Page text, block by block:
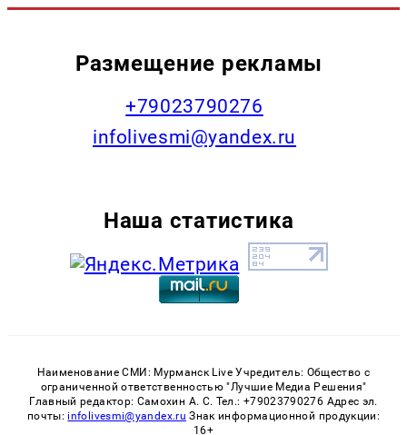
Размещение рекламы
+79023790276
infolivesmi@yandex.ru
Наша статистика
Наименование СМИ: Мурманск Live Учредитель: Общество с
ограниченной ответственностью "Лучшие Медиа Решения"
Главный редактор: Самохин А. С. Тел.: +79023790276 Адрес эл.
почты: infolivesmi@yandex.ru Знак информационной продукции:
16+